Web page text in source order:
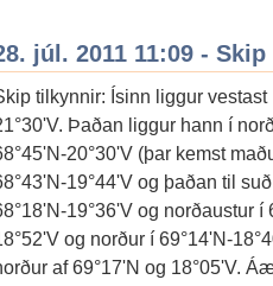
júl. 2011 11:09 - Skip
tilkynnir: Ísinn liggur vestast
Þaðan liggur hann í
20°30'V (þar kemst
19°44'V og þaðan til
19°36'V og norðaustur í
og norður í 69°14'N-
af 69°17'N og 18°05'V.